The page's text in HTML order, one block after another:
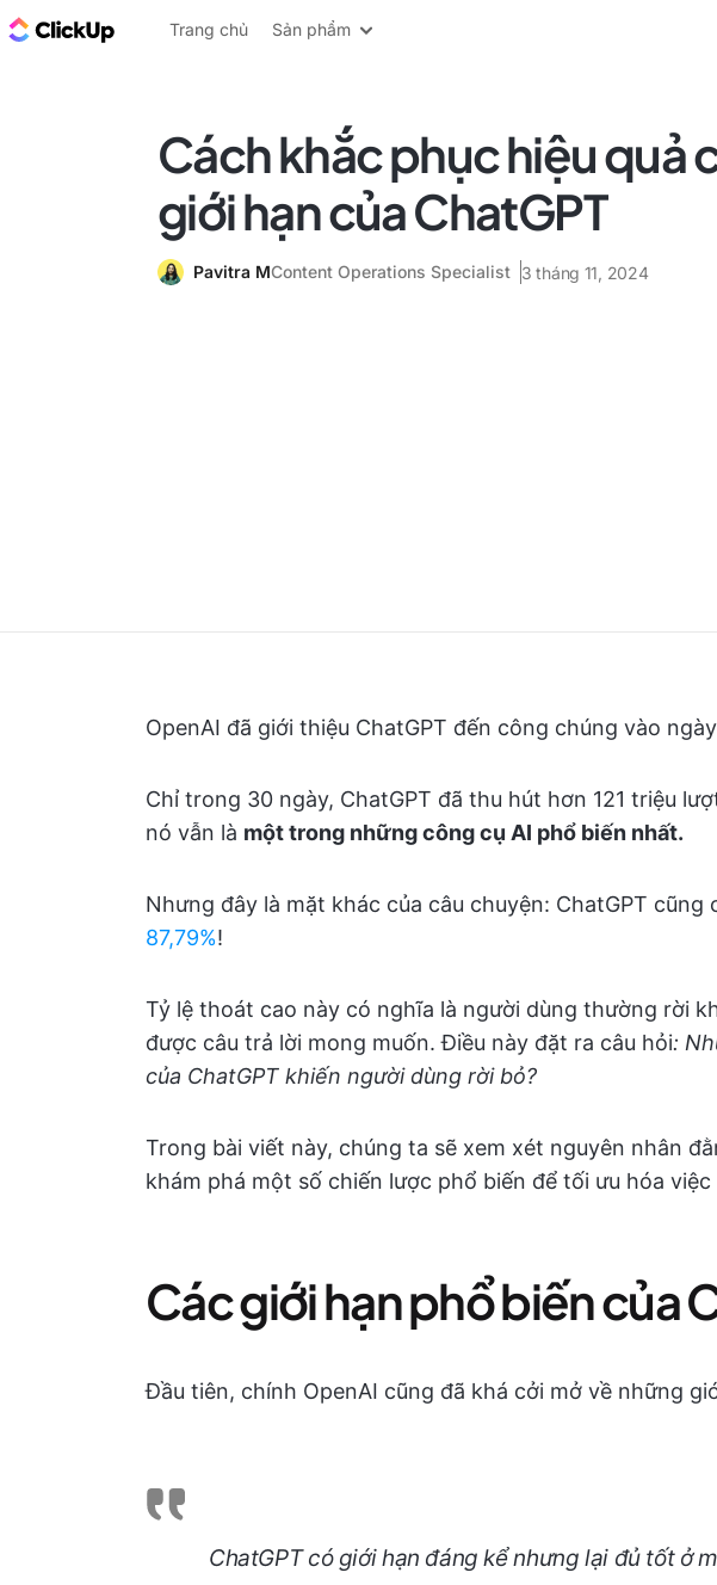
ClickUp Blog
Trang chủ Sản phẩm
Cách khắc phục hiệu quả
giới hạn của ChatGPT
Pavitra MContent Operations Specialist 3 tháng 11, 2024
OpenAI đã giới thiệu ChatGPT đến công chúng vào
Chỉ trong 30 ngày, ChatGPT đã thu hút hơn 121 triệu
nó vẫn là một trong những công cụ AI phổ biến nhất.
Nhưng đây là mặt khác của câu chuyện: ChatGPT cũng
87,79%!
Tỷ lệ thoát cao này có nghĩa là người dùng thường rời
được câu trả lời mong muốn. Điều này đặt ra câu hỏi:
của ChatGPT khiến người dùng rời bỏ?
Trong bài viết này, chúng ta sẽ xem xét nguyên nhân
khám phá một số chiến lược phổ biến để tối ưu hóa việc
Các giới hạn phổ biến của
Đầu tiên, chính OpenAI cũng đã khá cởi mở về những
ChatGPT có giới hạn đáng kể nhưng lại đủ tốt ở